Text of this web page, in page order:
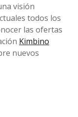
visión
todos los
las ofertas
Kimbino
nuevos